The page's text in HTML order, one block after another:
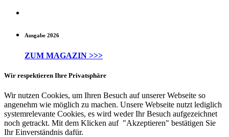
Ausgabe 2026
ZUM MAGAZIN >>>
Wir respektieren Ihre Privatsphäre
Wir nutzen Cookies, um Ihren Besuch auf unserer Webseite so
angenehm wie möglich zu machen. Unsere Webseite nutzt lediglich
systemrelevante Cookies, es wird weder Ihr Besuch aufgezeichnet
noch getrackt. Mit dem Klicken auf "Akzeptieren" bestätigen Sie
Ihr Einverständnis dafür.